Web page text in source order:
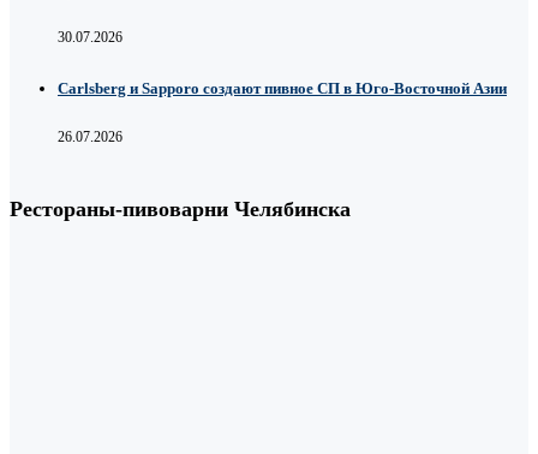
30.07.2026
Carlsberg и Sapporo создают пивное СП в Юго-Восточной Азии
26.07.2026
Рестораны-пивоварни Челябинска